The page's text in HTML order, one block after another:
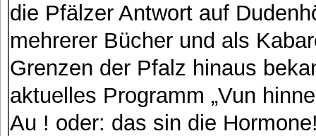
die Pfälzer Antwort auf
mehrerer Bücher und als
Grenzen der Pfalz hinaus
aktuelles Programm „Vun
Au ! oder: das sin die